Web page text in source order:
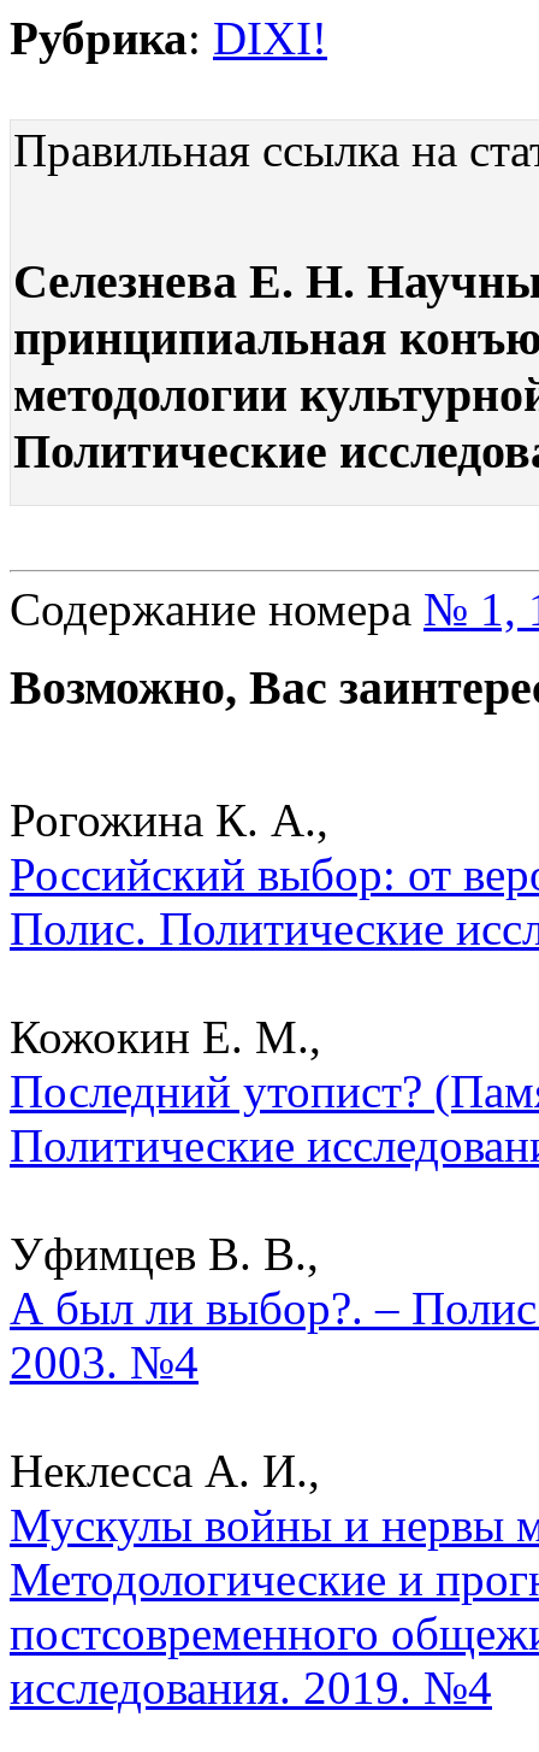
Рубрика: DIXI!
Правильная ссылка на
Селезнева Е. Н.
принципиальная
методологии
Политические
Содержание номера № 1,
Возможно, Вас
Рогожина К. А.,
Российский выбор: от
Полис. Политические
Кожокин Е. М.,
Последний утопист?
Политические
Уфимцев В. В.,
А был ли выбор?. –
2003. №4
Неклесса А. И.,
Мускулы войны и нервы
Методологические и
постсовременного
исследования. 2019. №4